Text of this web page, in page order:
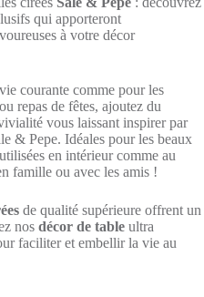
qui apporteront
à votre décor
courante comme pour les
repas de fêtes, ajoutez du
vous laissant inspirer par
& Pepe. Idéales pour les beaux
en intérieur comme au
famille ou avec les amis !
de qualité supérieure offrent un
nos décor de table ultra
faciliter et embellir la vie au